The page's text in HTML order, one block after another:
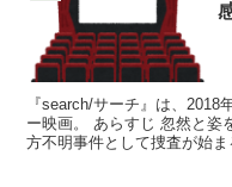
『search/サーチ』は、
ー映画。 あらすじ 忽然と姿
方不明事件として捜査が始